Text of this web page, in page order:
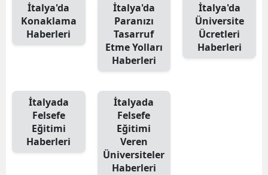
İtalya'da
Konaklama
Haberleri
İtalya'da
Paranızı
Tasarruf
Etme Yolları
Haberleri
İtalya'da
Üniversite
Ücretleri
Haberleri
İtalyada
Felsefe
Eğitimi
Haberleri
İtalyada
Felsefe
Eğitimi
Veren
Üniversiteler
Haberleri